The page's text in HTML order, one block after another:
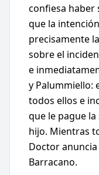
confiesa haber
que la
precisamente
sobre el
e
y Palummiello:
todos ellos e
que le pague
hijo. Mientras
Doctor
Barracano.